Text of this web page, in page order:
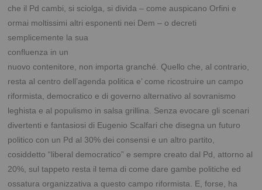
che il Pd cambi, si sciolga, si divida – come auspicano Orfini e
ormai moltissimi altri esponenti nei Dem – o decreti
semplicemente la sua
confluenza in un
nuovo contenitore, non importa granché. Quello che, al contrario,
resta al centro dell’agenda politica e’ come ricostruire un campo
riformista, democratico e di governo alternativo al sovranismo
leghista e al populismo in salsa grillina. Senza evocare gli scenari
divertenti e fantasiosi di Eugenio Scalfari che disegna un futuro
politico con un Pd al 30% dei consensi e un altro partito,
cosiddetto “liberal democratico” e sempre creato dal Pd, attorno al
20%, sul tappeto resta il tema di come dare gambe politiche ed
ossatura organizzativa a questo campo riformista. E, forse, ha